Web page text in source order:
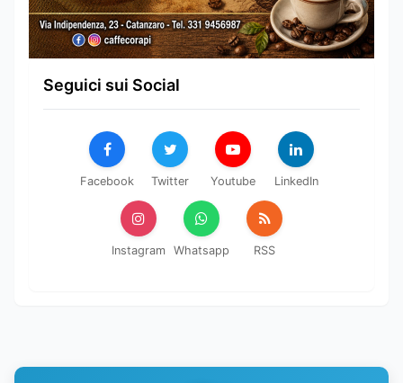
Seguici sui Social
Facebook Twitter Youtube LinkedIn
Instagram Whatsapp RSS